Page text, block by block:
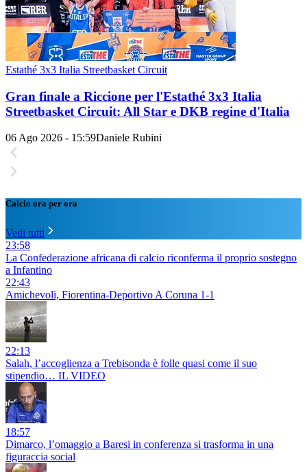
Estathé 3x3 Italia Streetbasket Circuit
Gran finale a Riccione per l'Estathé 3x3 Italia
Streetbasket Circuit: All Star e DKB regine d'Italia
06 Ago 2026 - 15:59Daniele Rubini
Calcio ora per ora
Vedi tutti
23:58
La Confederazione africana di calcio riconferma il proprio sostegno
a Infantino
22:43
Amichevoli, Fiorentina-Deportivo A Coruna 1-1
22:13
Salah, l’accoglienza a Trebisonda è folle quasi come il suo
stipendio… IL VIDEO
18:57
Dimarco, l’omaggio a Baresi in conferenza si trasforma in una
figuraccia social